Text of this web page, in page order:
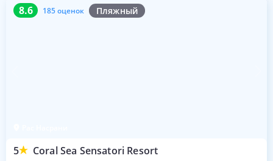
8.6 185 оценок Пляжный
5 Coral Sea Sensatori Resort
8.6 185 оценок